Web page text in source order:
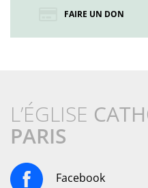
FAIRE UN DON
L’ÉGLISE
PARIS
Facebook